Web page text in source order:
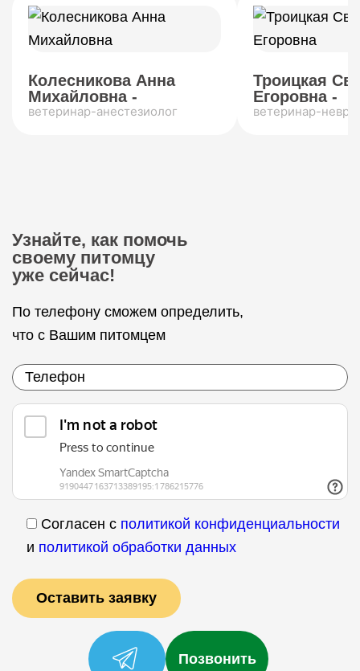
Колесникова Анна
Михайловна -
ветеринар-анестезиолог
Троицкая
Егоровна -
ветеринар-
Узнайте, как помочь
своему питомцу
уже сейчас!
По телефону сможем определить,
что с Вашим питомцем
Согласен с политикой конфиденциальности
и политикой обработки данных
Позвонить